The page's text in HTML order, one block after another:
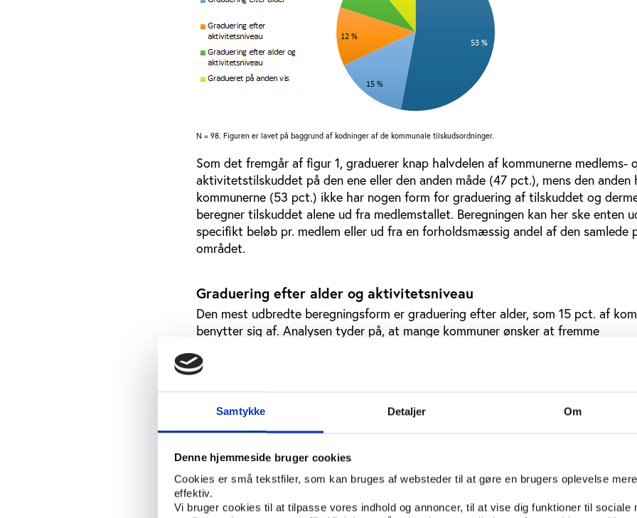
Samtykke Detaljer Om
Denne hjemmeside bruger cookies
Cookies er små tekstfiler, som kan bruges af websteder til at gøre en brugers oplevelse mere
effektiv.
Vi bruger cookies til at tilpasse vores indhold og annoncer, til at vise dig funktioner til sociale
N = 98. Figuren er lavet på baggrund af kodninger af de kommunale tilskudsordninger.
Som det fremgår af figur 1, graduerer knap halvdelen af kommunerne medlems-
aktivitetstilskuddet på den ene eller den anden måde (47 pct.), mens den anden
kommunerne (53 pct.) ikke har nogen form for graduering af tilskuddet og
beregner tilskuddet alene ud fra medlemstallet. Beregningen kan her ske enten
specifikt beløb pr. medlem eller ud fra en forholdsmæssig andel af den samlede
området.
Graduering efter alder og aktivitetsniveau
Den mest udbredte beregningsform er graduering efter alder, som 15 pct. af
benytter sig af. Analysen tyder på, at mange kommuner ønsker at fremme
foreninger, der har medlemmer i alderen 13-19 år ved at give et større
12 pct. af kommunerne graduerer ud fra foreningernes aktivitetsniveau.
af aktivitetstimer eller antallet af uger med aktiviteter i beregningen af
kommunerne graduerer tilskuddet efter både alder og aktivitetsniveau.
Endelig er der 11 pct. af kommunerne, der graduerer på anden vis. Det omfatter